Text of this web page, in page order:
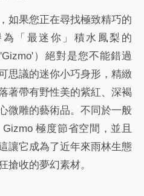
如果您正在尋找極致精巧的
「最迷你」積水鳳梨的
）絕對是您不能錯過
思議的迷你小巧身形，精緻
著帶有野性美的紫紅、深褐
微雕的藝術品。不同於一般
極度節省空間，並且
讓它成為了近年來雨林生態
搶收的夢幻素材。